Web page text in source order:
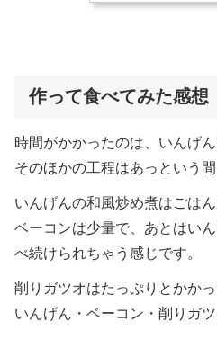
作って食べてみた感想
時間がかかったのは、いんげ
そのほかの工程はあっという間
いんげんの和風炒め煮はごは
ベーコンは少量で、あとはい
べ続けられちゃう感じです。
削りガツオはたっぷりとかかっ
いんげん・ベーコン・削りガ